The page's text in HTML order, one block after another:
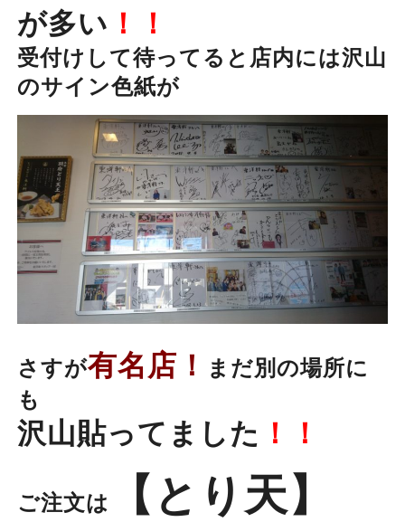
が多い ！！
受付けして待ってると店内には沢山
のサイン色紙が
さすが有名店！
まだ別の場所に
も
沢山貼ってました ！！
ご注文は 【とり天】